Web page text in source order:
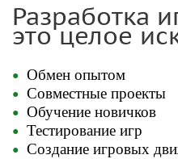
Разработка
это целое
Обмен опытом
Совместные проекты
Обучение новичков
Тестирование игр
Создание игровых